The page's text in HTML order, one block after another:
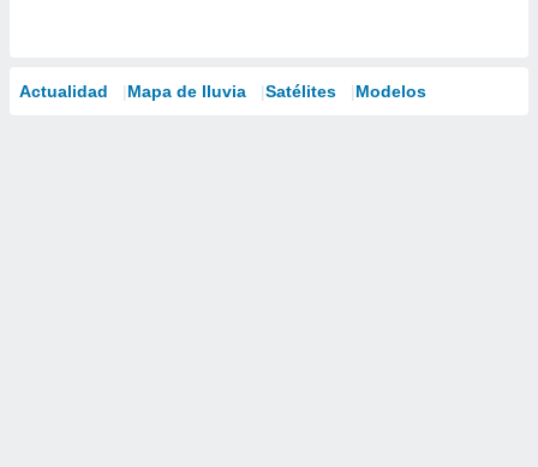
Actualidad Mapa de lluvia Satélites Modelos